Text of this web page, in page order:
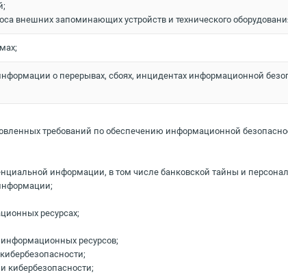
запоминающих устройств и технического
о перерывах, сбоях, инцидентах информационной
требований по обеспечению информационной
информации, в том числе банковской тайны и
ресурсах;
ресурсов;
кибербезопасности;